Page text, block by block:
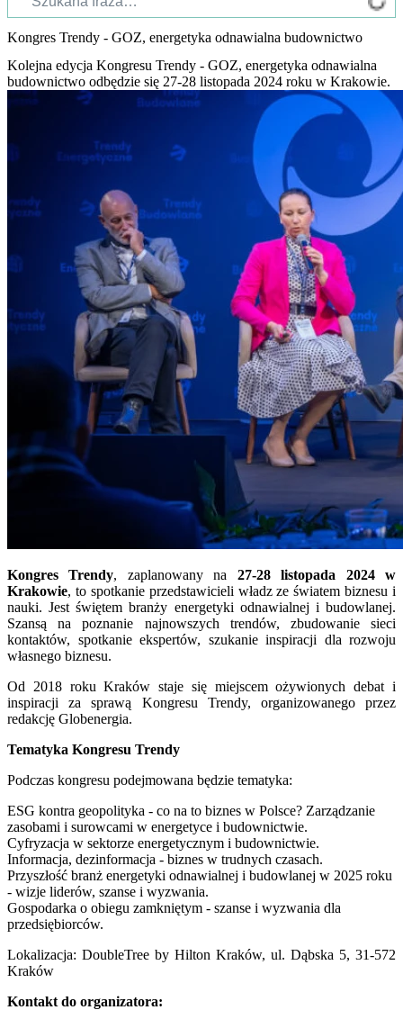
Kongres Trendy - GOZ, energetyka odnawialna budownictwo
Kolejna edycja Kongresu Trendy - GOZ, energetyka odnawialna
budownictwo odbędzie się 27-28 listopada 2024 roku w Krakowie.
Kongres Trendy, zaplanowany na 27-28 listopada 2024 w
Krakowie, to spotkanie przedstawicieli władz ze światem biznesu i
nauki. Jest świętem branży energetyki odnawialnej i budowlanej.
Szansą na poznanie najnowszych trendów, zbudowanie sieci
kontaktów, spotkanie ekspertów, szukanie inspiracji dla rozwoju
własnego biznesu.
Od 2018 roku Kraków staje się miejscem ożywionych debat i
inspiracji za sprawą Kongresu Trendy, organizowanego przez
redakcję Globenergia.
Tematyka Kongresu Trendy
Podczas kongresu podejmowana będzie tematyka:
ESG kontra geopolityka - co na to biznes w Polsce? Zarządzanie
zasobami i surowcami w energetyce i budownictwie.
Cyfryzacja w sektorze energetycznym i budownictwie.
Informacja, dezinformacja - biznes w trudnych czasach.
Przyszłość branż energetyki odnawialnej i budowlanej w 2025 roku
- wizje liderów, szanse i wyzwania.
Gospodarka o obiegu zamkniętym - szanse i wyzwania dla
przedsiębiorców.
Lokalizacja: DoubleTree by Hilton Kraków, ul. Dąbska 5, 31-572
Kraków
Kontakt do organizatora: